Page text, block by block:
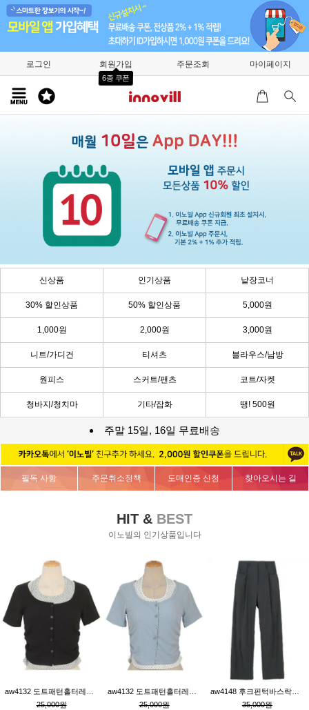
로그인 회원가입
6종 쿠폰
주문조회 마이페이지
신상품 인기상품 낱장코너
30% 할인상품 50% 할인상품 5,000원
1,000원 2,000원 3,000원
니트/가디건 티셔츠 블라우스/남방
원피스 스커트/팬츠 코트/자켓
청바지/청치마 기타/잡화 땡! 500원
주말 15일, 16일 무료배송
필독 사항 주문취소정책 도매인증 신청 찾아오시는 길
HIT & BEST
이노빌의 인기상품입니다
25,000원
25,000원
35,000원